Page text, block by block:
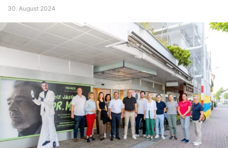
30. August 2024